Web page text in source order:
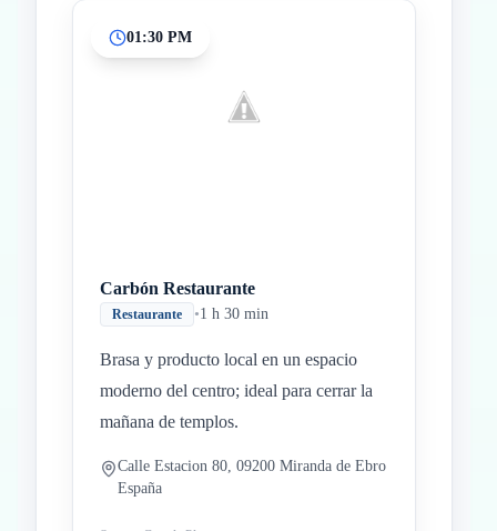
01:30 PM
Carbón Restaurante
Restaurante •1 h 30 min
Brasa y producto local en un espacio
moderno del centro; ideal para cerrar la
mañana de templos.
Calle Estacion 80, 09200 Miranda de Ebro
España